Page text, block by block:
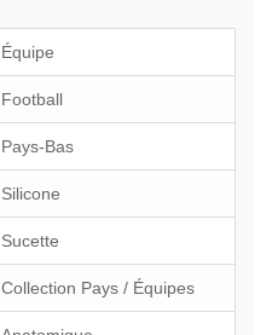
Équipe
Football
Pays-Bas
Silicone
Sucette
Collection Pays / Équipes